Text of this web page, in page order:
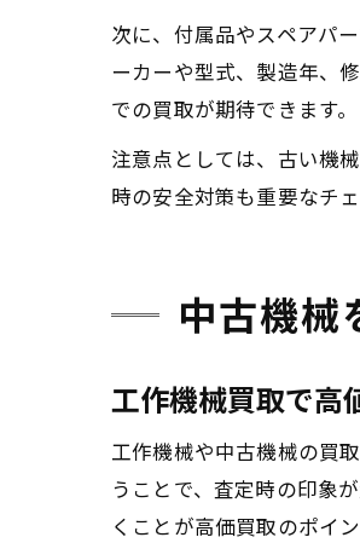
次に、付属品やスペアパ
ーカーや型式、製造年、
での買取が期待できます。
注意点としては、古い機
時の安全対策も重要なチ
中古機械
工作機械買取で高
工作機械や中古機械の買
うことで、査定時の印象
くことが高価買取のポイ